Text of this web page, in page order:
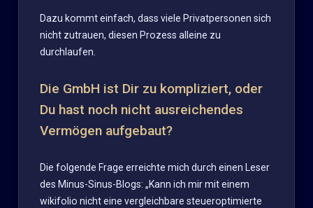
Dazu kommt einfach, dass viele Privatpersonen sich
nicht zutrauen, diesen Prozess alleine zu
durchlaufen.
Die GmbH ist Dir zu kompliziert, oder
Du hast noch nicht ausreichendes
Vermögen aufgebaut?
Die folgende Frage erreichte mich durch einen Leser
des Minus-Sinus-Blogs: „Kann ich mir mit einem
wikifolio nicht eine vergleichbare steueroptimierte